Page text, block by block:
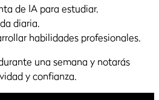
de IA para estudiar.
diaria.
habilidades profesionales.
una semana y notarás
y confianza.